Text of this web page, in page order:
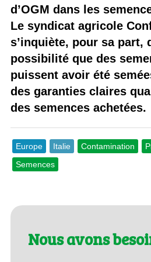
d’OGM dans les
Le syndicat agricole
s’inquiète, pour sa part,
possibilité que des
puissent avoir été
des garanties claires
des semences achetées.
Europe Italie Contamination
Semences
Nous avons